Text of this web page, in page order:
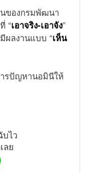
ของกรมพัฒนา
“เอาจริง-เอาจัง”
ผลงานแบบ “เห็น
รปัญหานอมินีให้
ไว
ลย